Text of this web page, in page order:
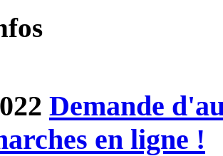
Demande
en ligne !